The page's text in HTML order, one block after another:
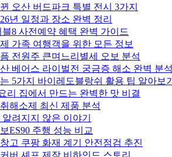
오산 버드파크 특별 전시 3가지
년 일정과 장소 완벽 정리
8 사전예약 혜택 완벽 가이드
가족 여행객을 위한 모든 정보
전원주 큰며느리별세 오보 분석
베어스 라이벌전 궁금증 해소 완벽 분석
5가지 바이레도블랑쉬 활용 팁 알아보기
리 집에서 만드는 완벽한 맛 비결
해소제 최신 제품 분석
려지지 않은 이야기
ES90 주행 성능 비교
고 쿠팡 화재 계기 안전점검 추진
버 셰프 제작 비하인드 스토리